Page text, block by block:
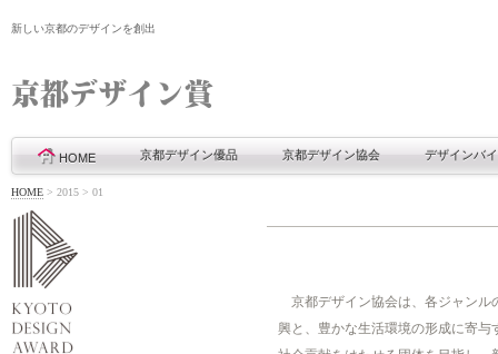
新しい京都のデザインを創出
HOME 京都デザイン優品 京都デザイン協会 デザインバ
HOME > 2015 > 01
京都デザイン協会は、各ジャンル
興と、豊かな生活環境の形成に寄